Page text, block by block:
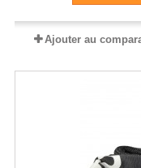
Ajouter au